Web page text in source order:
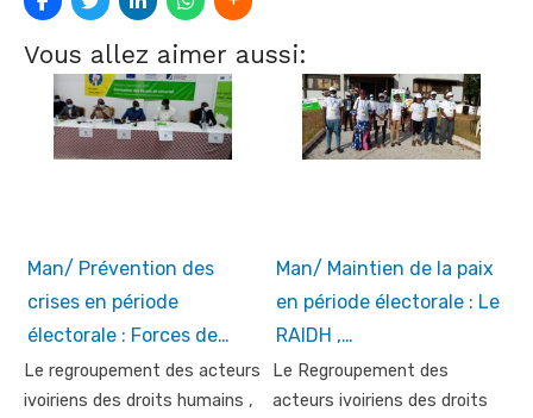
Vous allez aimer aussi:
Man/ Prévention des
crises en période
électorale : Forces de…
Le regroupement des acteurs
ivoiriens des droits humains ,
Man/ Maintien de la paix
en période électorale : Le
RAIDH ,…
Le Regroupement des
acteurs ivoiriens des droits